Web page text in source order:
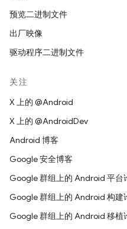
预览二进制文件
出厂映像
驱动程序二进制文件
关注
X 上的 @Android
X 上的 @AndroidDev
Android 博客
Google 安全博客
Google 群组上的 Android 平台
Google 群组上的 Android 构建
Google 群组上的 Android 移植